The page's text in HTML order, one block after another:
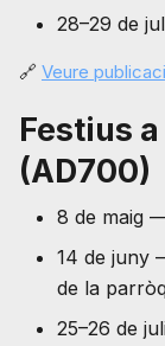
28–29 de
🔗 Veure
Festius
(AD700)
8 de maig
14 de juny
de la
25–26 de